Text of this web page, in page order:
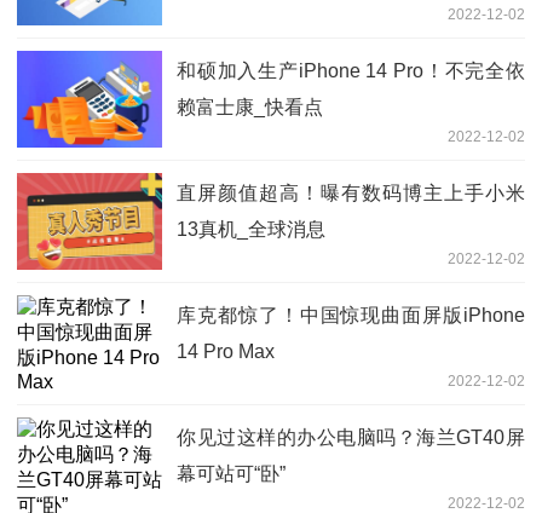
2022-12-02
和硕加入生产iPhone 14 Pro！不完全依
赖富士康_快看点
2022-12-02
直屏颜值超高！曝有数码博主上手小米
13真机_全球消息
2022-12-02
库克都惊了！中国惊现曲面屏版iPhone
14 Pro Max
2022-12-02
你见过这样的办公电脑吗？海兰GT40屏
幕可站可“卧”
2022-12-02